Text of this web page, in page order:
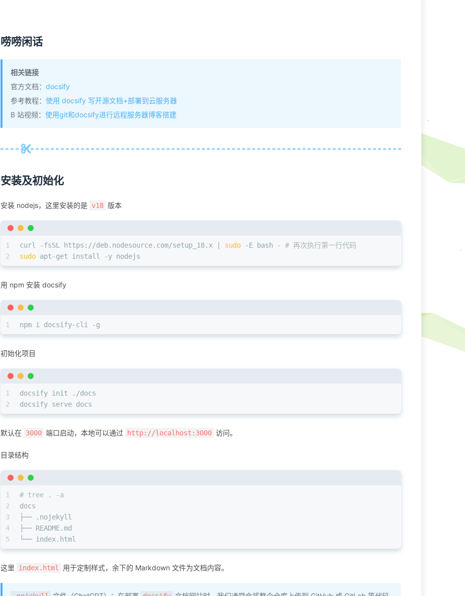
唠唠闲话
相关链接
官方文档： docsify
参考教程： 使用 docsify 写开源文档+部署到云服务器
B 站视频： 使用git和docsify进行远程服务器博客搭建
安装及初始化
安装 nodejs，这里安装的是 v18 版本
1
2
curl -fsSL https://deb.nodesource.com/setup_18.x | sudo -E bash - # 再次执行第一行代码
sudo apt-get install -y nodejs
用 npm 安装 docsify
1 npm i docsify-cli -g
初始化项目
1
2
docsify init ./docs
docsify serve docs
默认在 3000 端口启动，本地可以通过 http://localhost:3000 访问。
目录结构
1
2
3
4
5
# tree . -a
docs
├── .nojekyll
├── README.md
└── index.html
这里 index.html 用于定制样式，余下的 Markdown 文件为文档内容。